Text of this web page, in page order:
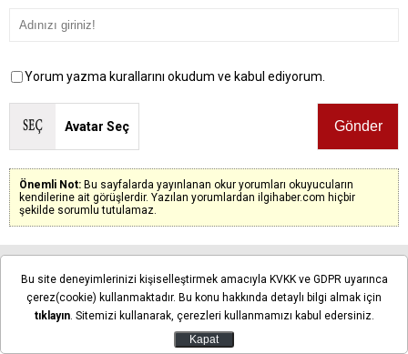
Yorum yazma kurallarını okudum ve kabul ediyorum.
Avatar Seç
Önemli Not: Bu sayfalarda yayınlanan okur yorumları okuyucuların
kendilerine ait görüşlerdir. Yazılan yorumlardan ilgihaber.com hiçbir
şekilde sorumlu tutulamaz.
Henüz yorum yapılmadı. İlk yorumu siz yapın!
Bu site deneyimlerinizi kişiselleştirmek amacıyla KVKK ve GDPR uyarınca
çerez(cookie) kullanmaktadır. Bu konu hakkında detaylı bilgi almak için
tıklayın. Sitemizi kullanarak, çerezleri kullanmamızı kabul edersiniz.
Kapat